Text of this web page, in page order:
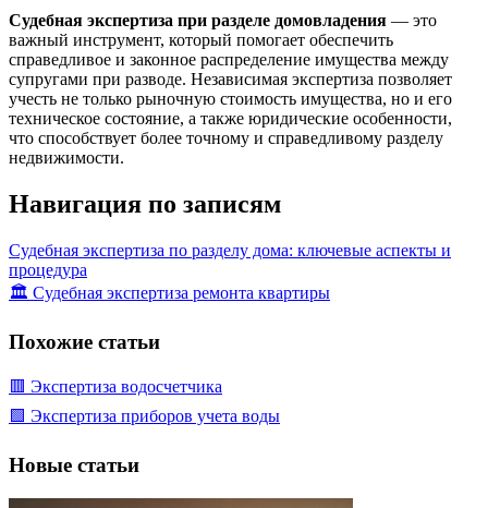
Судебная экспертиза при разделе домовладения — это
важный инструмент, который помогает обеспечить
справедливое и законное распределение имущества между
супругами при разводе. Независимая экспертиза позволяет
учесть не только рыночную стоимость имущества, но и его
техническое состояние, а также юридические особенности,
что способствует более точному и справедливому разделу
недвижимости.
Навигация по записям
Судебная экспертиза по разделу дома: ключевые аспекты и
процедура
🏛️ Судебная экспертиза ремонта квартиры
Похожие статьи
🟥 Экспертиза водосчетчика
🟩 Экспертиза приборов учета воды
Новые статьи